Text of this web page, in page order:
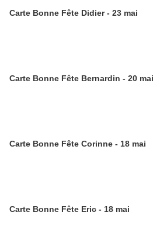
Carte Bonne Fête Didier - 23 mai
Carte Bonne Fête Bernardin - 20 mai
Carte Bonne Fête Corinne - 18 mai
Carte Bonne Fête Eric - 18 mai